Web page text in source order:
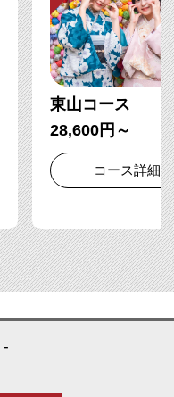
東山コース
28,600円～
コース詳細